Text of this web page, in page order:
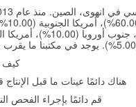
2.
هناك دائمًا عينات ما قبل الإنتاج
قم دائمًا بإجراء الفحص